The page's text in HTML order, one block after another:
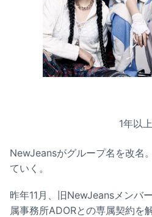
1年以
NewJeansがグループ名を改名
ていく。
昨年11月、旧NewJeansメンバ
属事務所ADORとの専属契約を